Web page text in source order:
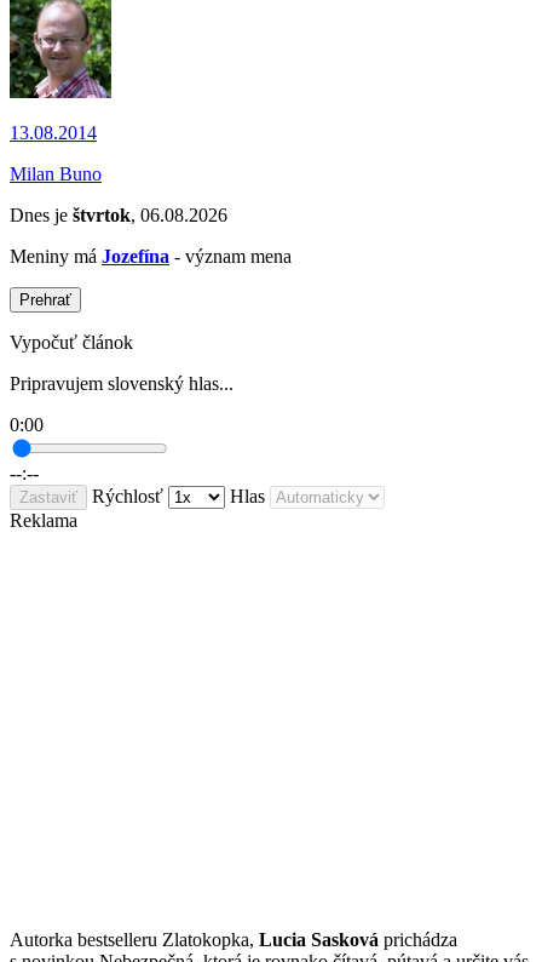
13.08.2014
Milan Buno
Dnes je štvrtok, 06.08.2026
Meniny má Jozefína - význam mena
Prehrať
Vypočuť článok
Pripravujem slovenský hlas...
0:00
--:--
Zastaviť Rýchlosť
Hlas
Reklama
Autorka bestselleru Zlatokopka, Lucia Sasková prichádza